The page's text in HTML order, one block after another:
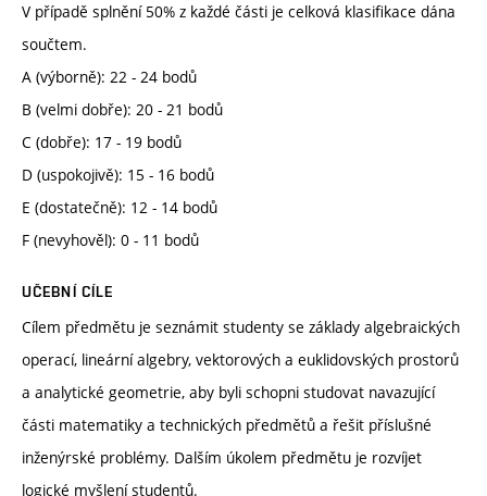
V případě splnění 50% z každé části je celková klasifikace dána
součtem.
A (výborně): 22 - 24 bodů
B (velmi dobře): 20 - 21 bodů
C (dobře): 17 - 19 bodů
D (uspokojivě): 15 - 16 bodů
E (dostatečně): 12 - 14 bodů
F (nevyhověl): 0 - 11 bodů
UČEBNÍ CÍLE
Cílem předmětu je seznámit studenty se základy algebraických
operací, lineární algebry, vektorových a euklidovských prostorů
a analytické geometrie, aby byli schopni studovat navazující
části matematiky a technických předmětů a řešit příslušné
inženýrské problémy. Dalším úkolem předmětu je rozvíjet
logické myšlení studentů.